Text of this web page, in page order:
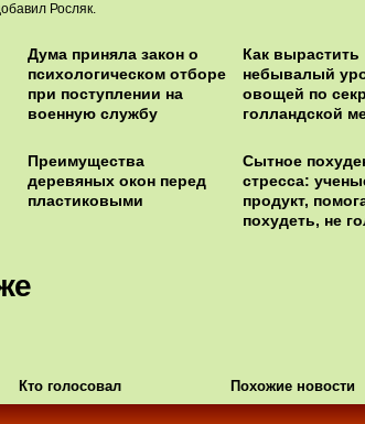
Росляк.
Дума приняла закон о
психологическом отборе
при поступлении на
военную службу
Как вырастить
небывалый
овощей по
голландской
Преимущества
деревяных окон перед
пластиковыми
Сытное
стресса:
продукт,
похудеть, не
Кто голосовал Похожие новости